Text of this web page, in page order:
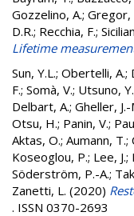
Gozzelino, A.; Gregor,
D.R.; Recchia, F.;
Lifetime
Sun, Y.L.; Obertelli, A.;
F.; Somà, V.; Utsuno, Y.
Delbart, A.; Gheller, J.-
Otsu, H.; Panin, V.;
Aktas, O.; Aumann, T.;
Koseoglou, P.; Lee, J.;
Söderström, P.-A.;
Zanetti, L. (2020)
. ISSN 0370-2693